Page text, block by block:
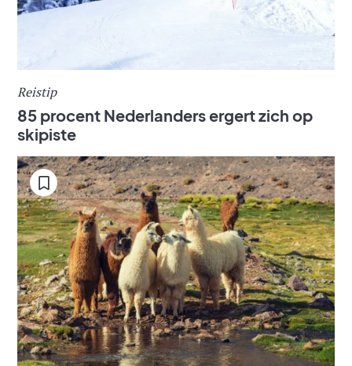
Reistip
85 procent Nederlanders ergert zich op
skipiste